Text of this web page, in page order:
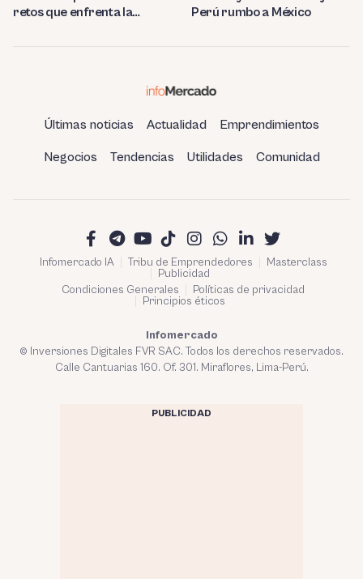
retos que enfrenta la
Perú rumbo a México
Últimas noticias Actualidad Emprendimientos
Negocios Tendencias Utilidades Comunidad
Infomercado IA Tribu de Emprendedores
Masterclass
Publicidad
Condiciones Generales
Políticas de privacidad
Principios éticos
Infomercado
© Inversiones Digitales FVR SAC. Todos los derechos reservados.
Calle Cantuarias 160. Of. 301. Miraflores, Lima-Perú.
PUBLICIDAD